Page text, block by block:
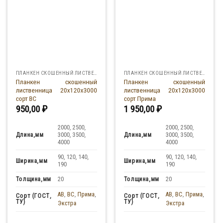
ПЛАНКЕН СКОШЕННЫЙ ЛИСТВЕННИЦА
Планкен скошенный
лиственница 20x120x3000
сорт ВС
950,00₽
Длина,мм
2000, 2500,
3000, 3500,
4000
Ширина,мм
90, 120, 140,
190
Толщина,мм 20
Сорт (ГОСТ,
ТУ)
AB, BC, Прима,
Экстра
ПЛАНКЕН СКОШЕННЫЙ ЛИСТВЕННИЦА
Планкен скошенный
лиственница 20x120x3000
сорт Прима
1 950,00₽
Длина,мм
2000, 2500,
3000, 3500,
4000
Ширина,мм
90, 120, 140,
190
Толщина,мм 20
Сорт (ГОСТ,
ТУ)
AB, BC, Прима,
Экстра